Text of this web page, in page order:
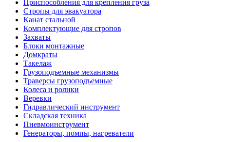
Приспособления для крепления груза
Стропы для эвакуатора
Канат стальной
Комплектующие для стропов
Захваты
Блоки монтажные
Домкраты
Такелаж
Грузоподъемные механизмы
Траверсы грузоподъемные
Колеса и ролики
Веревки
Гидравлический инструмент
Складская техника
Пневмоинструмент
Генераторы, помпы, нагреватели